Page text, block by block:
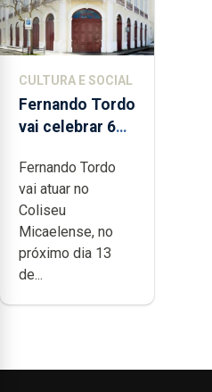
CULTURA E SOCIAL
Fernando Tordo
vai celebrar 60
no Coliseu
Micaelense
Fernando Tordo
vai atuar no
Coliseu
Micaelense, no
próximo dia 13
de...